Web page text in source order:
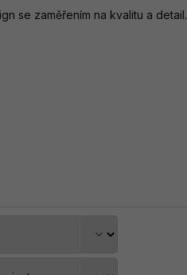
se zaměřením na kvalitu a detail.